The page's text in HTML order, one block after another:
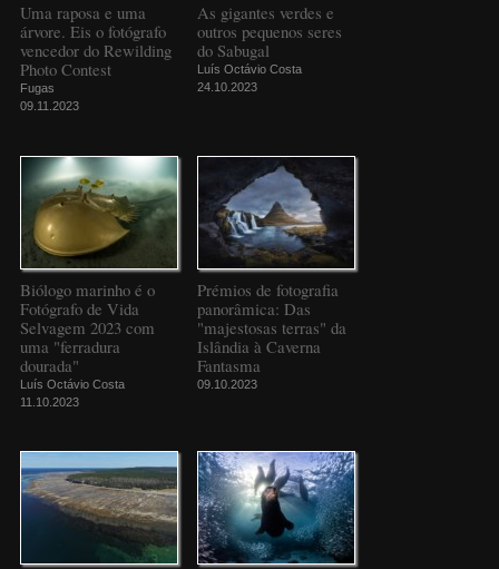
Uma raposa e uma
árvore. Eis o fotógrafo
vencedor do Rewilding
Photo Contest
Fugas
09.11.2023
As gigantes verdes e
outros pequenos seres
do Sabugal
Luís Octávio Costa
24.10.2023
Biólogo marinho é o
Fotógrafo de Vida
Selvagem 2023 com
uma "ferradura
dourada"
Luís Octávio Costa
11.10.2023
Prémios de fotografia
panorâmica: Das
"majestosas terras" da
Islândia à Caverna
Fantasma
09.10.2023